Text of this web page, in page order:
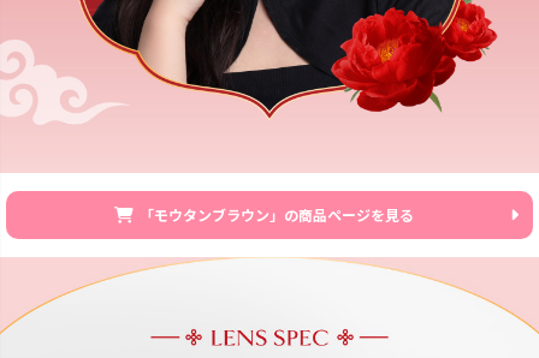
「モウタンブラウン」の商品ページを見る